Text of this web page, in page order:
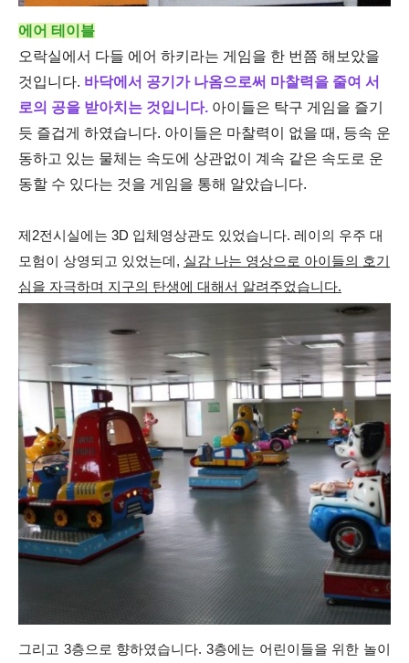
에어 테이블
오락실에서 다들 에어 하키라는 게임을 한 번쯤 해보았을
것입니다. 바닥에서 공기가 나옴으로써 마찰력을 줄여 서
로의 공을 받아치는 것입니다. 아이들은 탁구 게임을 즐기
듯 즐겁게 하였습니다. 아이들은 마찰력이 없을 때, 등속 운
동하고 있는 물체는 속도에 상관없이 계속 같은 속도로 운
동할 수 있다는 것을 게임을 통해 알았습니다.
제2전시실에는 3D 입체영상관도 있었습니다. 레이의 우주 대
모험이 상영되고 있었는데, 실감 나는 영상으로 아이들의 호기
심을 자극하며 지구의 탄생에 대해서 알려주었습니다.
그리고 3층으로 향하였습니다. 3층에는 어린이들을 위한 놀이